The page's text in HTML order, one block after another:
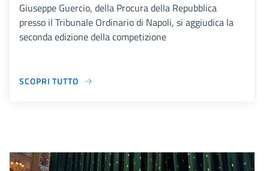
Giuseppe Guercio, della Procura della Repubblica
presso il Tribunale Ordinario di Napoli, si aggiudica la
seconda edizione della competizione
SCOPRI TUTTO